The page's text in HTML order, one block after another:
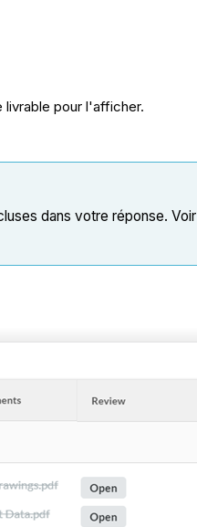
livrable pour l'afficher.
dans votre réponse. Voir